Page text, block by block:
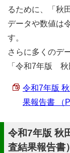
るために、「秋
データや数値は
す。
さらに多くのデ
「令和7年版 秋
令和7年版
果報告書 （
令和7年版 秋
査結果報告書）